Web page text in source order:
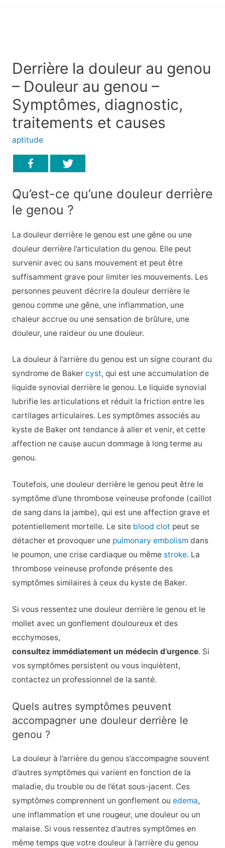
Derrière la douleur au genou
– Douleur au genou –
Symptômes, diagnostic,
traitements et causes
aptitude
Qu’est-ce qu’une douleur derrière
le genou ?
La douleur derrière le genou est une gêne ou une
douleur derrière l’articulation du genou. Elle peut
survenir avec ou sans mouvement et peut être
suffisamment grave pour limiter les mouvements. Les
personnes peuvent décrire la douleur derrière le
genou comme une gêne, une inflammation, une
chaleur accrue ou une sensation de brûlure, une
douleur, une raideur ou une douleur.
La douleur à l’arrière du genou est un signe courant du
syndrome de Baker cyst, qui est une accumulation de
liquide synovial derrière le genou. Le liquide synovial
lubrifie les articulations et réduit la friction entre les
cartilages articulaires. Les symptômes associés au
kyste de Baker ont tendance à aller et venir, et cette
affection ne cause aucun dommage à long terme au
genou.
Toutefois, une douleur derrière le genou peut être le
symptôme d’une thrombose veineuse profonde (caillot
de sang dans la jambe), qui est une affection grave et
potentiellement mortelle. Le site blood clot peut se
détacher et provoquer une pulmonary embolismdans
le poumon, une crise cardiaque ou même stroke. La
thrombose veineuse profonde présente des
symptômes similaires à ceux du kyste de Baker.
Si vous ressentez une douleur derrière le genou et le
mollet avec un gonflement douloureux et des
ecchymoses,
consultez immédiatement un médecin d’urgence. Si
vos symptômes persistent ou vous inquiètent,
contactez un professionnel de la santé.
Quels autres symptômes peuvent
accompagner une douleur derrière le
genou ?
La douleur à l’arrière du genou s’accompagne souvent
d’autres symptômes qui varient en fonction de la
maladie, du trouble ou de l’état sous-jacent. Ces
symptômes comprennent un gonflement ou edema,
une inflammation et une rougeur, une douleur ou un
malaise. Si vous ressentez d’autres symptômes en
même temps que votre douleur à l’arrière du genou